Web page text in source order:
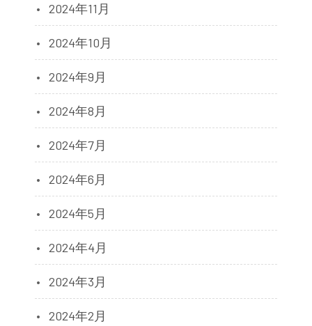
2024年11月
2024年10月
2024年9月
2024年8月
2024年7月
2024年6月
2024年5月
2024年4月
2024年3月
2024年2月